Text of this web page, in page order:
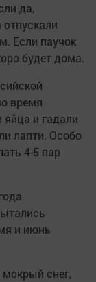
да,
Если паучок
будет дома.
время
яйца и гадали
лапти. Особо
4-5 пар
и июнь
мокрый снег,